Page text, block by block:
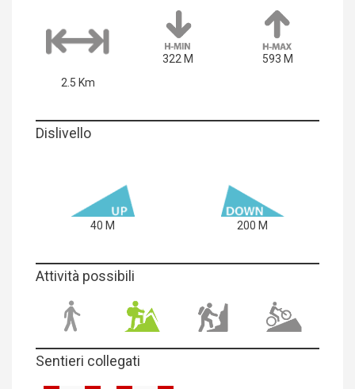
2.5 Km
322 M 593 M
Dislivello
40 M 200 M
Attività possibili
Sentieri collegati